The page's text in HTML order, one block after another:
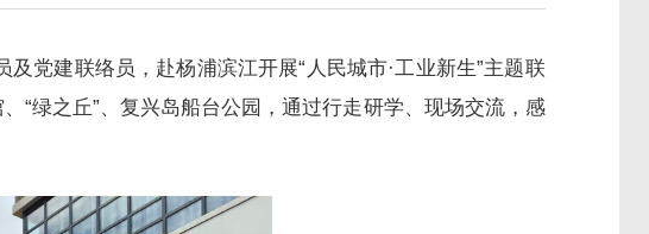
党建联络员，赴杨浦滨江开展“人民城市·工业新生”主题联
“绿之丘”、复兴岛船台公园，通过行走研学、现场交流，感